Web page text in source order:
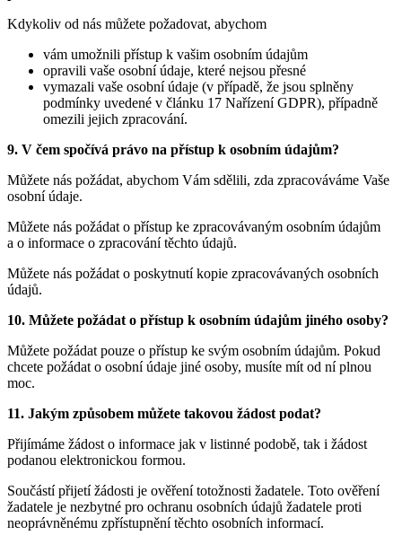
Kdykoliv od nás můžete požadovat, abychom
vám umožnili přístup k vašim osobním údajům
opravili vaše osobní údaje, které nejsou přesné
vymazali vaše osobní údaje (v případě, že jsou splněny
podmínky uvedené v článku 17 Nařízení GDPR), případně
omezili jejich zpracování.
9. V čem spočívá právo na přístup k osobním údajům?
Můžete nás požádat, abychom Vám sdělili, zda zpracováváme Vaše
osobní údaje.
Můžete nás požádat o přístup ke zpracovávaným osobním údajům
a o informace o zpracování těchto údajů.
Můžete nás požádat o poskytnutí kopie zpracovávaných osobních
údajů.
10. Můžete požádat o přístup k osobním údajům jiného osoby?
Můžete požádat pouze o přístup ke svým osobním údajům. Pokud
chcete požádat o osobní údaje jiné osoby, musíte mít od ní plnou
moc.
11. Jakým způsobem můžete takovou žádost podat?
Přijímáme žádost o informace jak v listinné podobě, tak i žádost
podanou elektronickou formou.
Součástí přijetí žádosti je ověření totožnosti žadatele. Toto ověření
žadatele je nezbytné pro ochranu osobních údajů žadatele proti
neoprávněnému zpřístupnění těchto osobních informací.